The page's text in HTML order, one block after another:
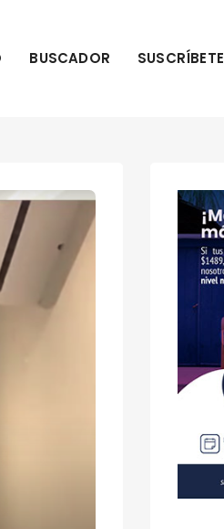
BUSCADOR SUSCRÍBETE